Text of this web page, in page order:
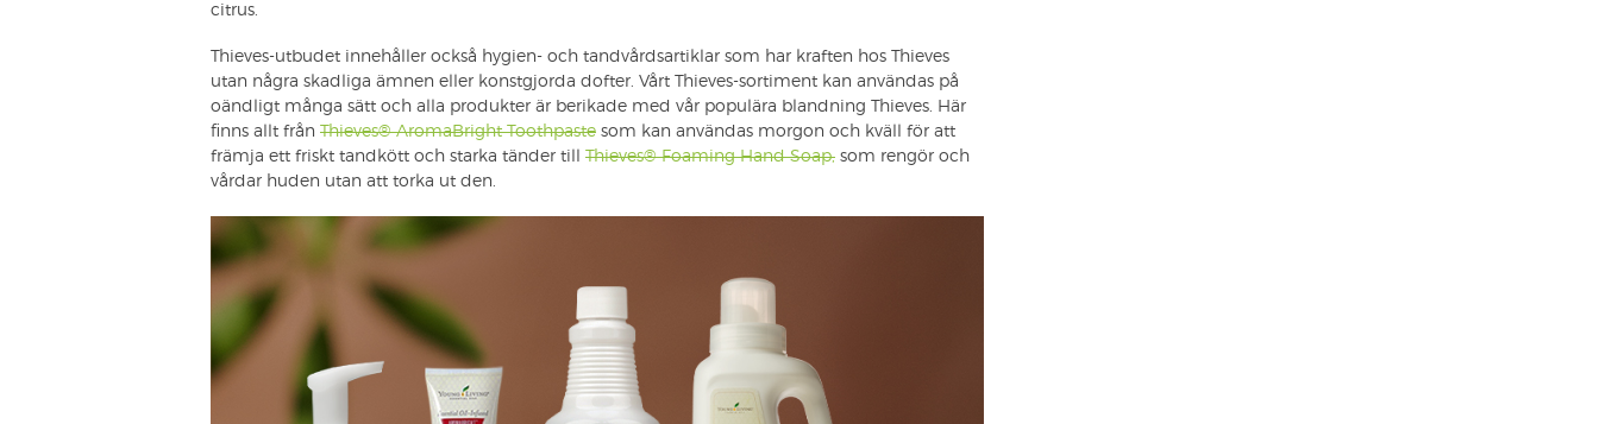
citrus.
Thieves-utbudet innehåller också hygien- och tandvårdsartiklar som har kraften hos Thieves
utan några skadliga ämnen eller konstgjorda dofter. Vårt Thieves-sortiment kan användas på
oändligt många sätt och alla produkter är berikade med vår populära blandning Thieves. Här
finns allt från Thieves® AromaBright Toothpaste som kan användas morgon och kväll för att
främja ett friskt tandkött och starka tänder till Thieves® Foaming Hand Soap, som rengör och
vårdar huden utan att torka ut den.